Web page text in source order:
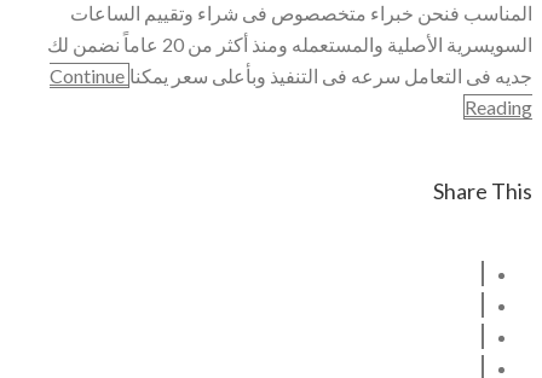
المناسب فنحن خبراء متخصصوص فى شراء وتقييم الساعات
السويسرية الأصلية والمستعمله ومنذ أكثر من 20 عاماً نضمن لك
جديه فى التعامل سرعه فى التنفيذ وبأعلى سعر يمكنا Continue
Reading
Share This